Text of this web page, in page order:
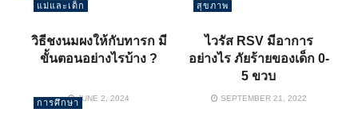
แม่และเด็ก
วิธีชงนมผงให้กับทารก มี
ขั้นตอนอย่างไรบ้าง ?
JUNE 2, 2024
สุขภาพ
ไวรัส RSV มีอาการ
อย่างไร ภัยร้ายของเด็ก 0-
5 ขวบ
SEPTEMBER 21, 2022
การศึกษา